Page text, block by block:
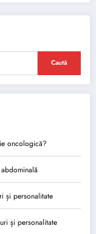
Caută
oncologică?
și personalitate
și personalitate